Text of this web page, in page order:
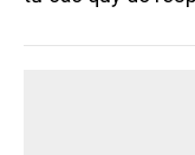
quốc tế với
từ các quỹ do